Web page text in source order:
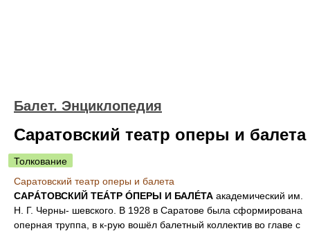
Балет. Энциклопедия
Саратовский театр оперы и балета
Толкование
Саратовский театр оперы и балета
САРÁТОВСКИЙ ТЕÁТР ÓПЕРЫ И БАЛÉТА академический им.
Н. Г. Черны- шевского. В 1928 в Саратове была сформирована
оперная труппа, в к-рую вошёл балетный коллектив во главе с